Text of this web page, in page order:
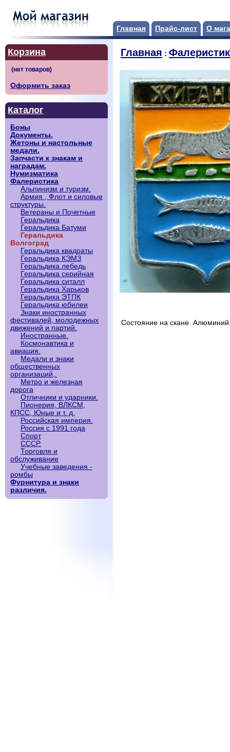
Главная Прайс-лист О
Корзина
Оформить заказ
Каталог
Боны
Документы.
Жетоны и настольные
медали.
Запчасти к знакам и
наградам.
Нумизматика
Фалеристика
Альпинизм и туризм.
Армия , Флот и силовые
структуры.
Ветераны и Почетные
Геральдика
Геральдика Батуми
Геральдика
Волгоград
Геральдика квадраты
Геральдика КЭМЗ
Геральдика лебедь
Геральдика серийная
Геральдика ситалл
Геральдика Харьков
Геральдика ЭТПК
Геральдика юбилеи
Знаки иностранных
фестивалей, молодежных
движений и партий.
Иностранные.
Космонавтика и
авиация.
Медали и знаки
общественных
организаций,.
Метро и железная
дорога
Отличники и ударники.
Пионерия, ВЛКСМ,
КПСС, Юные и т. д.
Российская империя.
Россия с 1991 года
Спорт
СССР.
Торговля и
обслуживание
Учебные заведения -
ромбы
Фурнитура и знаки
различия.
Главная :
Состояние на скане.